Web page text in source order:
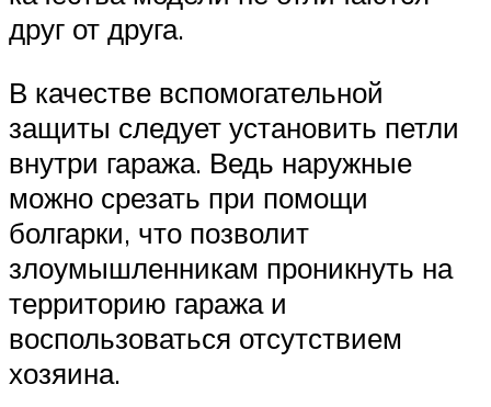
друг от друга.
В качестве вспомогательной
защиты следует установить петли
внутри гаража. Ведь наружные
можно срезать при помощи
болгарки, что позволит
злоумышленникам проникнуть на
территорию гаража и
воспользоваться отсутствием
хозяина.